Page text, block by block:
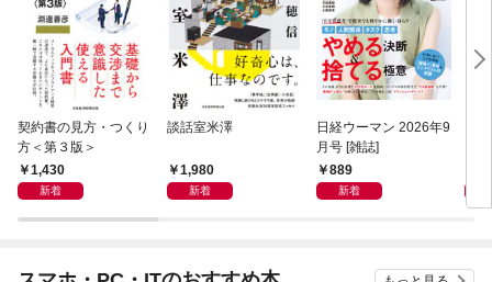
契約書の見方・つくり
方＜第３版＞
1,430
新着
談話室米澤
1,980
新着
日経ウーマン 2026年9
月号 [雑誌]
889
新着